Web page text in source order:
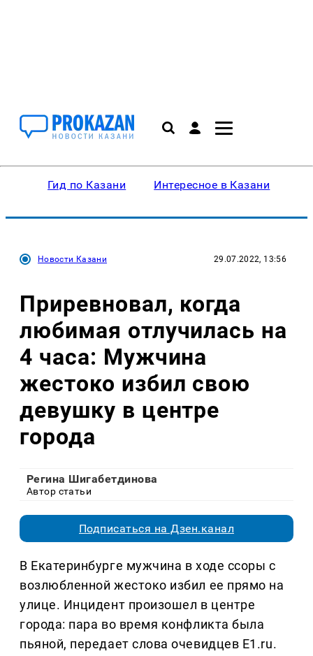
Гид по Казани Интересное в Казани
Новости Казани 29.07.2022, 13:56
Приревновал, когда
любимая отлучилась на
4 часа: Мужчина
жестоко избил свою
девушку в центре
города
Регина Шигабетдинова
Автор статьи
Подписаться на Дзен.канал
В Екатеринбурге мужчина в ходе ссоры с
возлюбленной жестоко избил ее прямо на
улице. Инцидент произошел в центре
города: пара во время конфликта была
пьяной, передает слова очевидцев E1.ru.